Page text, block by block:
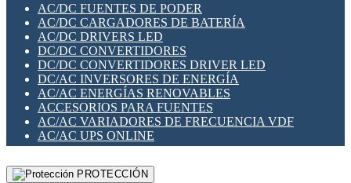
SWITCH Y MICROSWITCH
TARJETAS PI
UNIÓN Y DERIVACIÓN DE CABLE
PLACAS MODULARES IOT
SWITCHES Y REDES WIFI
SOLUCIONES IOT
SOLUCIONES LORAWAN
SOLUCIONES RED CELULAR
SEGURIDAD PARA REDES
SWITCHES LAN
TELEFONÍA IP (VOIP)
VIGILANCIA IP (CCTV)
MESHTASTIC
AC/DC FUENTES DE PODER
AC/DC CARGADORES DE BATERÍA
AC/DC DRIVERS LED
DC/DC CONVERTIDORES
DC/DC CONVERTIDORES DRIVER LED
DC/AC INVERSORES DE ENERGÍA
AC/AC ENERGÍAS RENOVABLES
ACCESORIOS PARA FUENTES
AC/AC VARIADORES DE FRECUENCIA VDF
AC/AC UPS ONLINE
PROTECCIÓN